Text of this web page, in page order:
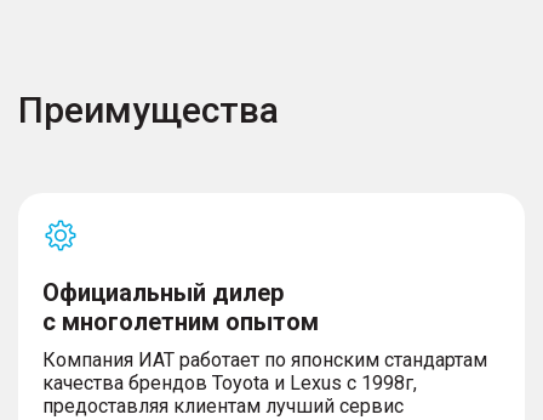
Преимущества
Официальный дилер
с многолетним опытом
Компания ИАТ работает по японским стандартам
качества брендов Toyota и Lexus с 1998г,
предоставляя клиентам лучший сервис